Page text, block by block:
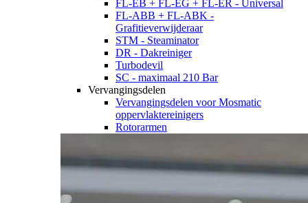
FL-EB + FL-EG + FL-ER - Universal
FL-ABB + FL-ABK -
Grafitieverwijderaar
STM - Steaminator
DR - Dakreiniger
Turbodevil
SC - maximaal 210 Bar
Vervangingsdelen
Vervangingsdelen voor Mosmatic
oppervlaktereinigers
Rotorarmen